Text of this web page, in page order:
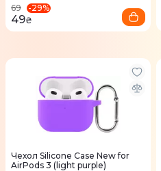
69
-29%
49₴
Чехол Silicone Case New for
AirPods 3 (light purple)